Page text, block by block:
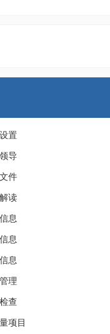
置
导
件
读
息
息
息
理
查
项目